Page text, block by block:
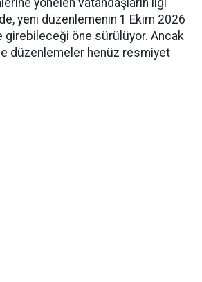
yeni düzenlemenin 1 Ekim 2026
girebileceği öne sürülüyor. Ancak
düzenlemeler henüz resmiyet